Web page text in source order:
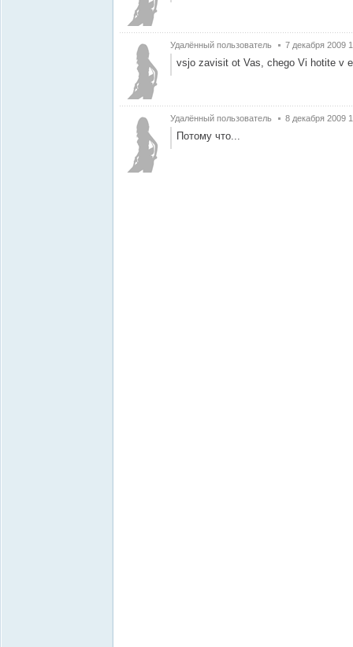
Удалённый пользователь 7 декабря 2009
vsjo zavisit ot Vas, chego Vi hotite v
Удалённый пользователь 8 декабря 2009
Потому что...